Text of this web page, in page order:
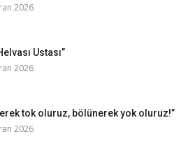
2026
Ustası”
2026
tok oluruz, bölünerek yok oluruz!”
2026